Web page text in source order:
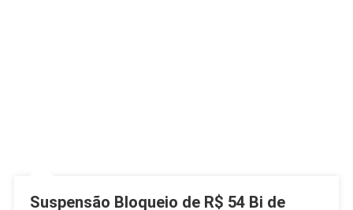
Suspensão Bloqueio de R$ 54 Bi de